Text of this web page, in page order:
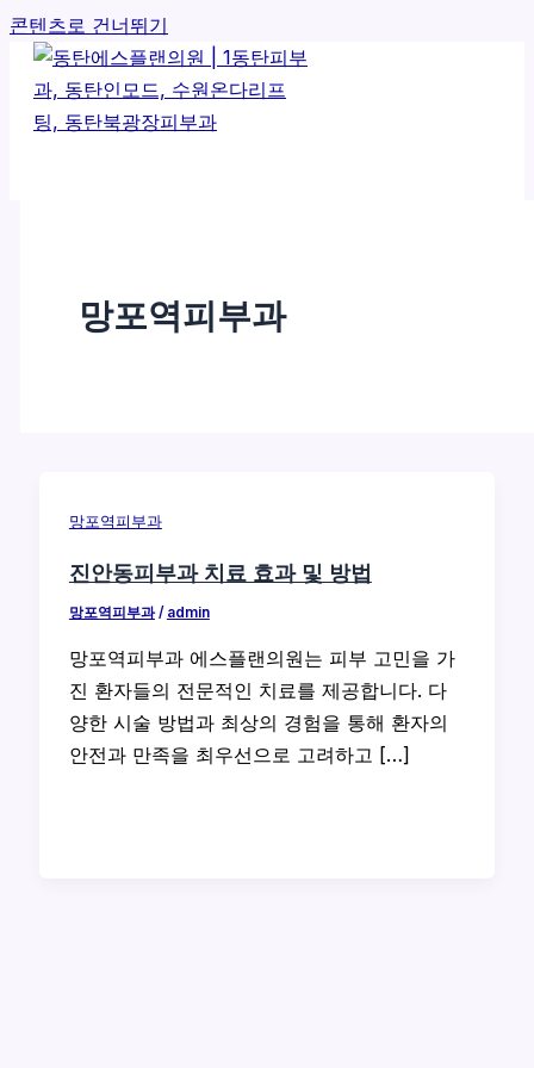
콘텐츠로 건너뛰기
망포역피부과
망포역피부과
진안동피부과 치료 효과 및 방법
망포역피부과/ admin
망포역피부과 에스플랜의원는 피부 고민을 가
진 환자들의 전문적인 치료를 제공합니다. 다
양한 시술 방법과 최상의 경험을 통해 환자의
안전과 만족을 최우선으로 고려하고 […]